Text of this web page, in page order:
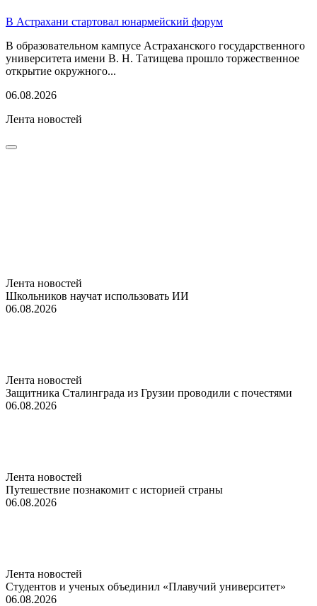
В Астрахани стартовал юнармейский форум
В образовательном кампусе Астраханского государственного
университета имени В. Н. Татищева прошло торжественное
открытие окружного...
06.08.2026
Лента новостей
Лента новостей
Школьников научат использовать ИИ
06.08.2026
Лента новостей
Защитника Сталинграда из Грузии проводили с почестями
06.08.2026
Лента новостей
Путешествие познакомит с историей страны
06.08.2026
Лента новостей
Студентов и ученых объединил «Плавучий университет»
06.08.2026